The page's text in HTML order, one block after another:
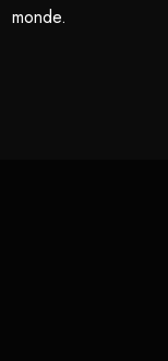
monde.